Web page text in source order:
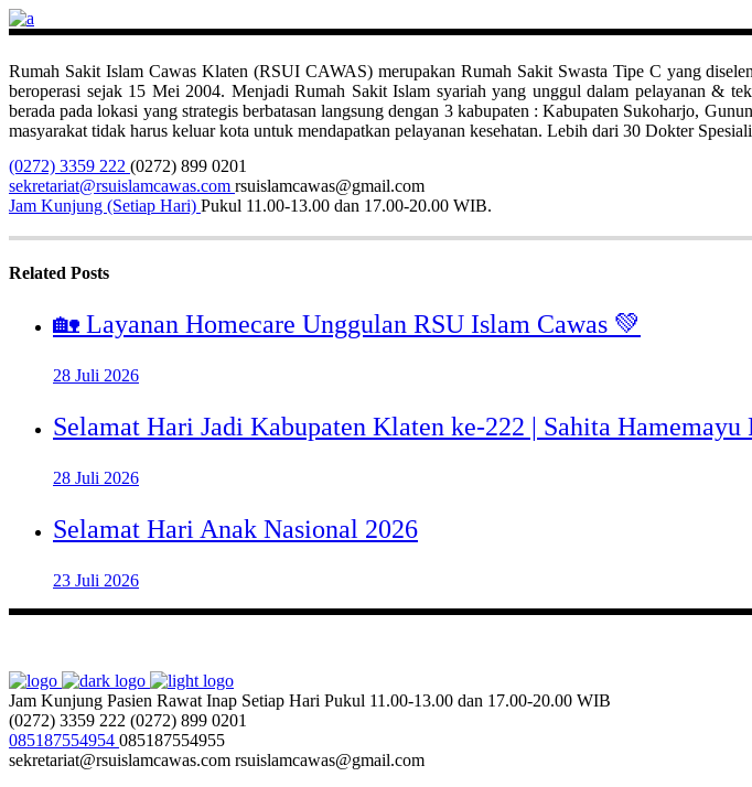
Rumah Sakit Islam Cawas Klaten (RSUI CAWAS) merupakan Rumah Sakit Swasta Tipe C yang
beroperasi sejak 15 Mei 2004. Menjadi Rumah Sakit Islam syariah yang unggul dalam pelayanan &
berada pada lokasi yang strategis berbatasan langsung dengan 3 kabupaten : Kabupaten Sukoharjo,
masyarakat tidak harus keluar kota untuk mendapatkan pelayanan kesehatan. Lebih dari 30 Dokter
(0272) 3359 222 (0272) 899 0201
sekretariat@rsuislamcawas.com rsuislamcawas@gmail.com
Jam Kunjung (Setiap Hari) Pukul 11.00-13.00 dan 17.00-20.00 WIB.
Related Posts
🏡 Layanan Homecare Unggulan RSU Islam Cawas 💚
28 Juli 2026
Selamat Hari Jadi Kabupaten Klaten ke-222 | Sahita Hamemayu
28 Juli 2026
Selamat Hari Anak Nasional 2026
23 Juli 2026
Jam Kunjung Pasien Rawat Inap Setiap Hari Pukul 11.00-13.00 dan 17.00-20.00 WIB
(0272) 3359 222 (0272) 899 0201
085187554954 085187554955
sekretariat@rsuislamcawas.com rsuislamcawas@gmail.com